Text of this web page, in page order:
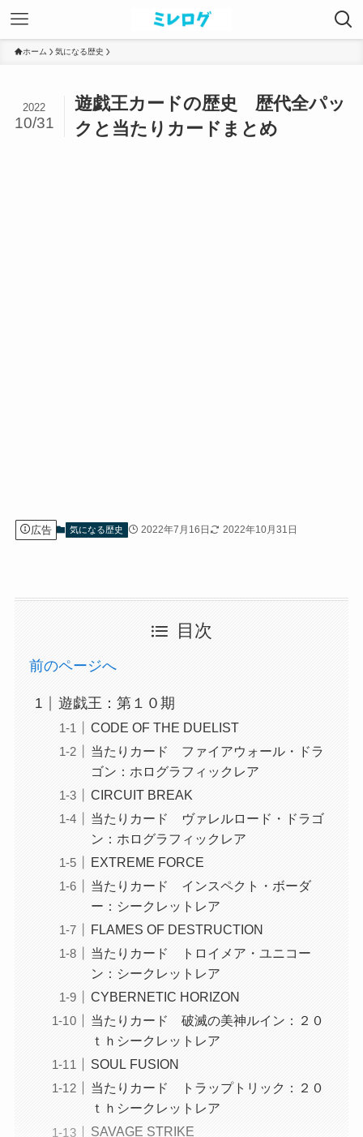
ホーム 気になる歴史
遊戯王カードの歴史 歴代全パッ
クと当たりカードまとめ
2022
10/31
広告 気になる歴史 2022年7月16日 2022年10月31日
目次
前のページへ
遊戯王：第１０期
CODE OF THE DUELIST
当たりカード ファイアウォール・ドラ
ゴン：ホログラフィックレア
CIRCUIT BREAK
当たりカード ヴァレルロード・ドラゴ
ン：ホログラフィックレア
EXTREME FORCE
当たりカード インスペクト・ボーダ
ー：シークレットレア
FLAMES OF DESTRUCTION
当たりカード トロイメア・ユニコー
ン：シークレットレア
CYBERNETIC HORIZON
当たりカード 破滅の美神ルイン：２０
ｔｈシークレットレア
SOUL FUSION
当たりカード トラップトリック：２０
ｔｈシークレットレア
SAVAGE STRIKE